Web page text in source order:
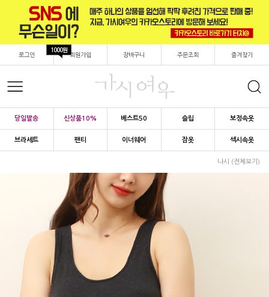
로그인 회원가입
1000원
장바구니 주문조회 즐겨찾기
당일발송 신상품10% 베스트50 슬립 보정속옷
브라세트 팬티 이너웨어 잠옷 섹시속옷
나시 (전체보기)